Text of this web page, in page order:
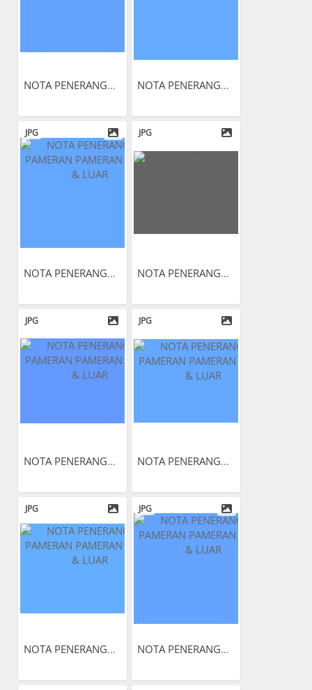
NOTA PENERANGAN PAMERAN... NOTA PENERANGAN PAMERAN...
JPG
NOTA PENERANGAN PAMERAN...
JPG
NOTA PENERANGAN PAMERAN...
JPG
NOTA PENERANGAN PAMERAN...
JPG
NOTA PENERANGAN PAMERAN...
JPG
NOTA PENERANGAN PAMERAN...
JPG
NOTA PENERANGAN PAMERAN...